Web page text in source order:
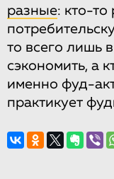
разные: кто-то
то всего лишь
сэкономить, а
именно фуд-
практикует